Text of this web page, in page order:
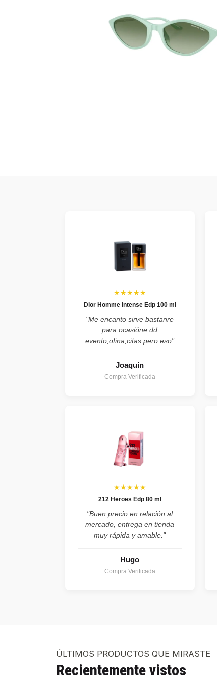
★★★★★
Dior Homme Intense Edp 100 ml
"Me encanto sirve bastanre
para ocasióne dd
evento,ofina,citas pero eso"
Joaquin
Compra Verificada
★★★★★
212 Heroes Edp 80 ml
"Buen precio en relación al
mercado, entrega en tienda
muy rápida y amable."
Hugo
Compra Verificada
ÚLTIMOS PRODUCTOS QUE MIRASTE
Recientemente vistos